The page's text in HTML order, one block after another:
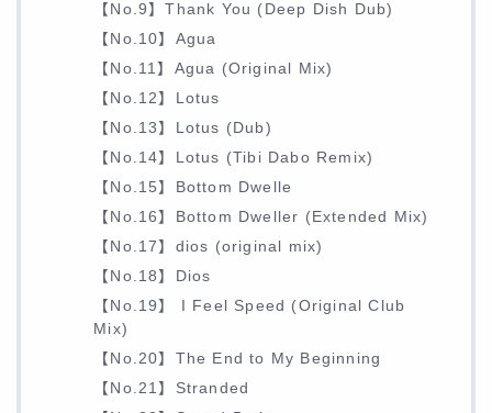
【No.9】Thank You (Deep Dish Dub)
【No.10】Agua
【No.11】Agua (Original Mix)
【No.12】Lotus
【No.13】Lotus (Dub)
【No.14】Lotus (Tibi Dabo Remix)
【No.15】Bottom Dwelle
【No.16】Bottom Dweller (Extended Mix)
【No.17】dios (original mix)
【No.18】Dios
【No.19】 I Feel Speed (Original Club
Mix)
【No.20】The End to My Beginning
【No.21】Stranded